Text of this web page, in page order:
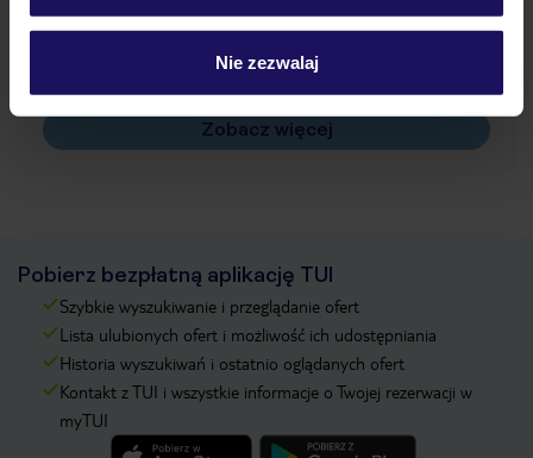
Nie zezwalaj
Czy w Hotelu będzie przedstawiciel TUI?
Na jakiej podstawie i gdzie otrzymam karty
Zobacz więcej
Pobierz bezpłatną aplikację TUI
Szybkie wyszukiwanie i przeglądanie ofert
Lista ulubionych ofert i możliwość ich udostępniania
Historia wyszukiwań i ostatnio oglądanych ofert
Kontakt z TUI i wszystkie informacje o Twojej rezerwacji w
myTUI